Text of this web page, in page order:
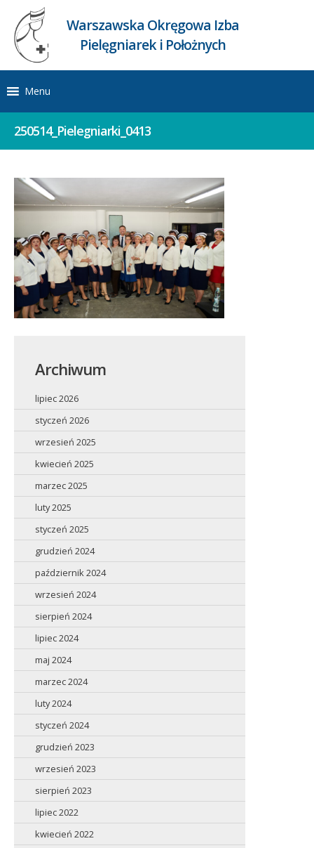
Warszawska Okręgowa Izba
Pielęgniarek i Położnych
Menu
250514_Pielegniarki_0413
Archiwum
lipiec 2026
styczeń 2026
wrzesień 2025
kwiecień 2025
marzec 2025
luty 2025
styczeń 2025
grudzień 2024
październik 2024
wrzesień 2024
sierpień 2024
lipiec 2024
maj 2024
marzec 2024
luty 2024
styczeń 2024
grudzień 2023
wrzesień 2023
sierpień 2023
lipiec 2022
kwiecień 2022